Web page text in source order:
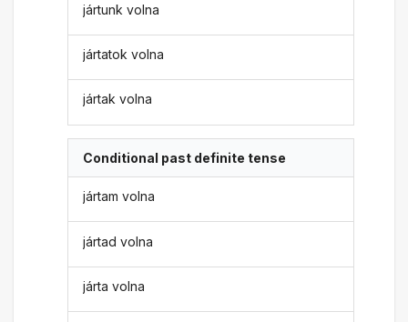
jártunk volna
jártatok volna
jártak volna
Conditional past definite tense
jártam volna
jártad volna
járta volna